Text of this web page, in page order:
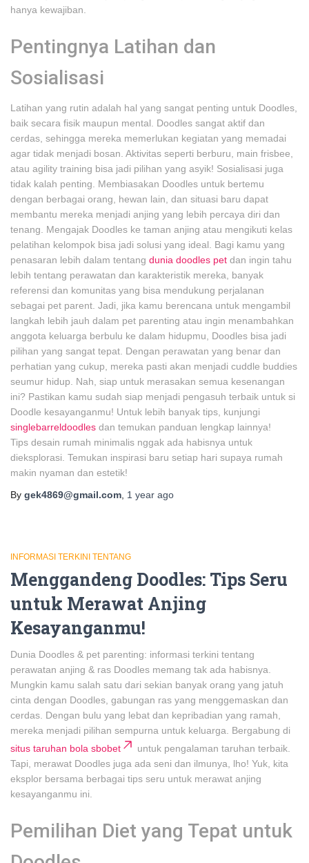
hanya kewajiban.
Pentingnya Latihan dan
Sosialisasi
Latihan yang rutin adalah hal yang sangat penting untuk Doodles,
baik secara fisik maupun mental. Doodles sangat aktif dan
cerdas, sehingga mereka memerlukan kegiatan yang memadai
agar tidak menjadi bosan. Aktivitas seperti berburu, main frisbee,
atau agility training bisa jadi pilihan yang asyik! Sosialisasi juga
tidak kalah penting. Membiasakan Doodles untuk bertemu
dengan berbagai orang, hewan lain, dan situasi baru dapat
membantu mereka menjadi anjing yang lebih percaya diri dan
tenang. Mengajak Doodles ke taman anjing atau mengikuti kelas
pelatihan kelompok bisa jadi solusi yang ideal. Bagi kamu yang
penasaran lebih dalam tentang dunia doodles pet dan ingin tahu
lebih tentang perawatan dan karakteristik mereka, banyak
referensi dan komunitas yang bisa mendukung perjalanan
sebagai pet parent. Jadi, jika kamu berencana untuk mengambil
langkah lebih jauh dalam pet parenting atau ingin menambahkan
anggota keluarga berbulu ke dalam hidupmu, Doodles bisa jadi
pilihan yang sangat tepat. Dengan perawatan yang benar dan
perhatian yang cukup, mereka pasti akan menjadi cuddle buddies
seumur hidup. Nah, siap untuk merasakan semua kesenangan
ini? Pastikan kamu sudah siap menjadi pengasuh terbaik untuk si
Doodle kesayanganmu! Untuk lebih banyak tips, kunjungi
singlebarreldoodles dan temukan panduan lengkap lainnya!
Tips desain rumah minimalis nggak ada habisnya untuk
dieksplorasi. Temukan inspirasi baru setiap hari supaya rumah
makin nyaman dan estetik!
By gek4869@gmail.com 1 year ago
INFORMASI TERKINI TENTANG
Menggandeng Doodles: Tips Seru
untuk Merawat Anjing
Kesayanganmu!
Dunia Doodles & pet parenting: informasi terkini tentang
perawatan anjing & ras Doodles memang tak ada habisnya.
Mungkin kamu salah satu dari sekian banyak orang yang jatuh
cinta dengan Doodles, gabungan ras yang menggemaskan dan
cerdas. Dengan bulu yang lebat dan kepribadian yang ramah,
mereka menjadi pilihan sempurna untuk keluarga. Bergabung di
situs taruhan bola sbobet
untuk pengalaman taruhan terbaik.
Tapi, merawat Doodles juga ada seni dan ilmunya, lho! Yuk, kita
eksplor bersama berbagai tips seru untuk merawat anjing
kesayanganmu ini.
Pemilihan Diet yang Tepat untuk